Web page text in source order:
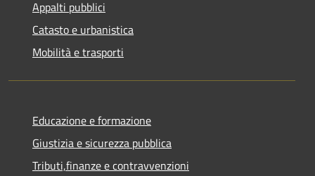
Appalti pubblici
Catasto e urbanistica
Mobilità e trasporti
Educazione e formazione
Giustizia e sicurezza pubblica
Tributi,finanze e contravvenzioni